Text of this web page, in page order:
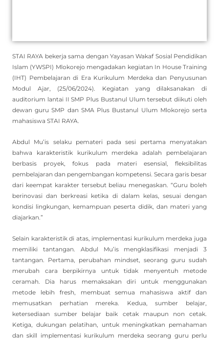
STAI RAYA bekerja sama dengan Yayasan Wakaf Sosial Pendidikan
Islam (YWSPI) Mlokorejo mengadakan kegiatan In House Training
(IHT) Pembelajaran di Era Kurikulum Merdeka dan Penyusunan
Modul Ajar, (25/06/2024). Kegiatan yang dilaksanakan di
auditorium lantai II SMP Plus Bustanul Ulum tersebut diikuti oleh
dewan guru SMP dan SMA Plus Bustanul Ulum Mlokorejo serta
mahasiswa STAI RAYA.
Abdul Mu’is selaku pemateri pada sesi pertama menyatakan
bahwa karakteristik kurikulum merdeka adalah pembelajaran
berbasis proyek, fokus pada materi esensial, fleksibilitas
pembelajaran dan pengembangan kompetensi. Secara garis besar
dari keempat karakter tersebut beliau menegaskan. “Guru boleh
berinovasi dan berkreasi ketika di dalam kelas, sesuai dengan
kondisi lingkungan, kemampuan peserta didik, dan materi yang
diajarkan.”
Selain karakteristik di atas, implementasi kurikulum merdeka juga
memiliki tantangan. Abdul Mu’is mengklasifikasi menjadi 3
tantangan. Pertama, perubahan mindset, seorang guru sudah
merubah cara berpikirnya untuk tidak menyentuh metode
ceramah. Dia harus memaksakan diri untuk menggunakan
metode lebih fresh, membuat semua mahasiswa aktif dan
memusatkan perhatian mereka. Kedua, sumber belajar,
ketersediaan sumber belajar baik cetak maupun non cetak.
Ketiga, dukungan pelatihan, untuk meningkatkan pemahaman
dan skill implementasi kurikulum merdeka seorang guru perlu